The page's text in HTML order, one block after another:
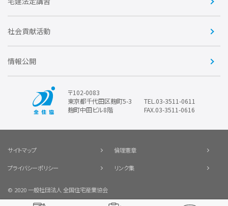
全住協ビジネスショップ
優良事業表彰
社会貢献活動
情報公開
〒102-0083
東京都千代田区麹町5-3
麹町中田ビル8階
TEL.03-3511-0611
FAX.03-3511-0616
サイトマップ 倫理憲章
プライバシーポリシー リンク集
© 2020 一般社団法人 全国住宅産業協会